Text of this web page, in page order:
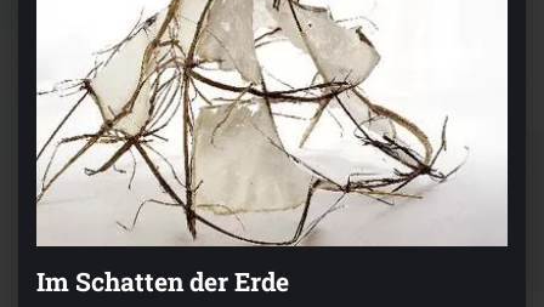
Im Schatten der Erde